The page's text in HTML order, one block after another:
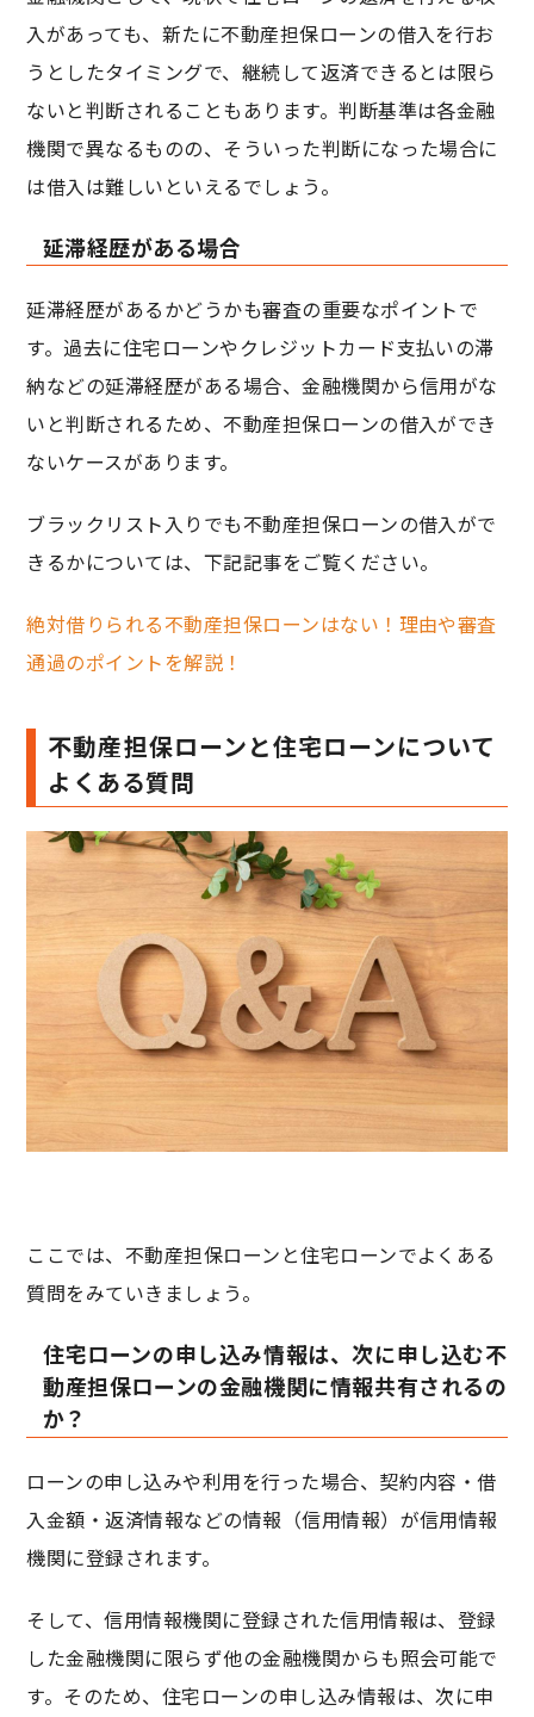
入があっても、新たに不動産担保ローンの借入を行お
うとしたタイミングで、継続して返済できるとは限ら
ないと判断されることもあります。判断基準は各金融
機関で異なるものの、そういった判断になった場合に
は借入は難しいといえるでしょう。
延滞経歴がある場合
延滞経歴があるかどうかも審査の重要なポイントで
す。過去に住宅ローンやクレジットカード支払いの滞
納などの延滞経歴がある場合、金融機関から信用がな
いと判断されるため、不動産担保ローンの借入ができ
ないケースがあります。
ブラックリスト入りでも不動産担保ローンの借入がで
きるかについては、下記記事をご覧ください。
絶対借りられる不動産担保ローンはない！理由や審査
通過のポイントを解説！
不動産担保ローンと住宅ローンについて
よくある質問
ここでは、不動産担保ローンと住宅ローンでよくある
質問をみていきましょう。
住宅ローンの申し込み情報は、次に申し込む不
動産担保ローンの金融機関に情報共有されるの
か？
ローンの申し込みや利用を行った場合、契約内容・借
入金額・返済情報などの情報（信用情報）が信用情報
機関に登録されます。
そして、信用情報機関に登録された信用情報は、登録
した金融機関に限らず他の金融機関からも照会可能で
す。そのため、住宅ローンの申し込み情報は、次に申